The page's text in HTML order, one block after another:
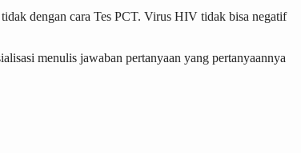
dengan cara Tes PCT. Virus HIV tidak bisa negatif
menulis jawaban pertanyaan yang pertanyaannya